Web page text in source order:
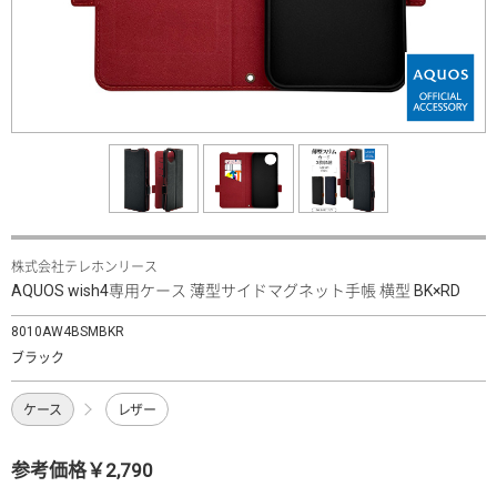
株式会社テレホンリース
AQUOS wish4専用ケース 薄型サイドマグネット手帳 横型 BK×RD
8010AW4BSMBKR
ブラック
ケース レザー
参考価格￥2,790